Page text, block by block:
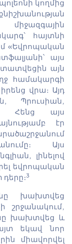
կողմից
հայտնի
«Եվրոպական
այս
այն
համակարգի
վրա։ Այդ
Պրուսիան,
Հենց այս
էր
Այս
լինելով
եվրոպական
3
խախտվեց
շրջանակում,
խախտվեց և
եկավ նոր
միավորվել